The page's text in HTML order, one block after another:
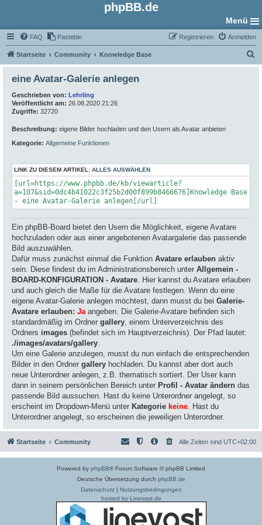
phpBB.de
Menü
FAQ Pastebin Anmelden
Registrieren
Startseite Community Knowledge Base
u
eine Avatar-Galerie anlegen
Geschrieben von: Lehrling
Veröffentlicht am: 26.08.2020 21:26
Zugriffe: 32720
Beschreibung: eigene Bilder hochladen und den Usern als Avatar anbieten
Kategorie: Allgemeine Funktionen
LINK ZU DIESEM ARTIKEL: ALLES AUSWÄHLEN
[url=https://www.phpbb.de/kb/viewarticle?
a=107&sid=0dc4b41022c3f25b2d00f899b8466676]Knowledge Base
- eine Avatar-Galerie anlegen[/url]
Ein phpBB-Board bietet den Usern die Möglichkeit, eigene Avatare
hochzuladen oder aus einer angebotenen Avatargalerie das passende
Bild auszuwählen.
Dafür muss zunächst einmal die Funktion Avatare erlauben aktiv
sein. Diese findest du im Administrationsbereich unter Allgemein -
BOARD-KONFIGURATION - Avatare. Hier kannst du Avatare erlauben
und auch gleich die Maße für die Avatare festlegen. Wenn du eine
eigene Avatar-Galerie anlegen möchtest, dann musst du bei Galerie-
Avatare erlauben: Jaangeben. Die Galerie-Avatare befinden sich
standardmäßig im Ordner gallery, einem Unterverzeichnis des
Ordners images (befindet sich im Hauptverzeichnis). Der Pfad lautet:
./images/avatars/gallery.
Um eine Galerie anzulegen, musst du nun einfach die entsprechenden
Bilder in den Ordner gallery hochladen. Du kannst aber dort auch
neue Unterordner anlegen, z.B. thematisch sortiert. Der User kann
dann in seinem persönlichen Bereich unter Profil - Avatar ändern das
passende Bild aussuchen. Hast du keine Unterordner angelegt, so
erscheint im Dropdown-Menü unter Kategorie keine. Hast du
Unterordner angelegt, so erscheinen die jeweiligen Unterordner.
Startseite Community Alle Zeiten sind UTC+02:00
Powered by phpBB® Forum Software © phpBB Limited
Deutsche Übersetzung durch phpBB.de
Datenschutz| Nutzungsbedingungen
hosted by Linevast.de